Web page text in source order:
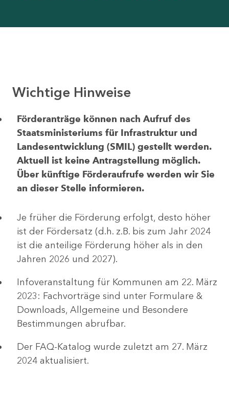
Wichtige Hinweise
Förderanträge können nach Aufruf des
Staatsministeriums für Infrastruktur und
Landesentwicklung (SMIL) gestellt werden.
Aktuell ist keine Antragstellung möglich.
Über künftige Förderaufrufe werden wir Sie
an dieser Stelle informieren.
Je früher die Förderung erfolgt, desto höher
ist der Fördersatz (d.h. z.B. bis zum Jahr 2024
ist die anteilige Förderung höher als in den
Jahren 2026 und 2027).
Infoveranstaltung für Kommunen am 22. März
2023: Fachvorträge sind unter Formulare &
Downloads, Allgemeine und Besondere
Bestimmungen abrufbar.
Der FAQ-Katalog wurde zuletzt am 27. März
2024 aktualisiert.